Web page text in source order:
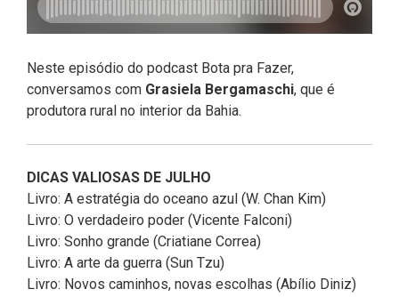
Neste episódio do podcast Bota pra Fazer,
conversamos com Grasiela Bergamaschi, que é
produtora rural no interior da Bahia.
DICAS VALIOSAS DE JULHO
Livro: A estratégia do oceano azul (W. Chan Kim)
Livro: O verdadeiro poder (Vicente Falconi)
Livro: Sonho grande (Criatiane Correa)
Livro: A arte da guerra (Sun Tzu)
Livro: Novos caminhos, novas escolhas (Abílio Diniz)